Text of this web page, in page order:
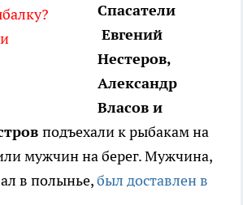
Спасатели
Евгений
Нестеров,
Александр
Власов и
подъехали к рыбакам на
мужчин на берег. Мужчина,
в полынье,был доставлен в